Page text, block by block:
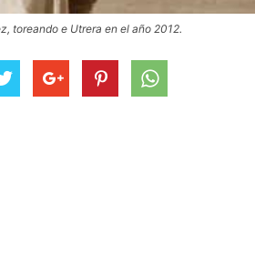
toreando e Utrera en el año 2012.